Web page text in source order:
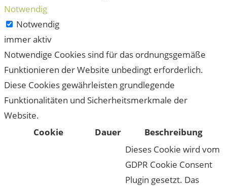
Notwendig
Notwendig
immer aktiv
Notwendige Cookies sind für das ordnungsgemäße
Funktionieren der Website unbedingt erforderlich.
Diese Cookies gewährleisten grundlegende
Funktionalitäten und Sicherheitsmerkmale der
Website.
Cookie
Dauer Beschreibung
Dieses Cookie wird vom
GDPR Cookie Consent
Plugin gesetzt. Das